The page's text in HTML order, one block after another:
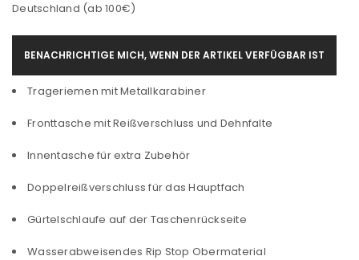
Deutschland (ab 100€)
BENACHRICHTIGE MICH, WENN DER ARTIKEL VERFÜGBAR IST
Trageriemen mit Metallkarabiner
Fronttasche mit Reißverschluss und Dehnfalte
Innentasche für extra Zubehör
Doppelreißverschluss für das Hauptfach
Gürtelschlaufe auf der Taschenrückseite
Wasserabweisendes Rip Stop Obermaterial